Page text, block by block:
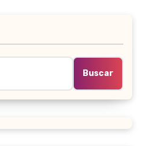
Buscar